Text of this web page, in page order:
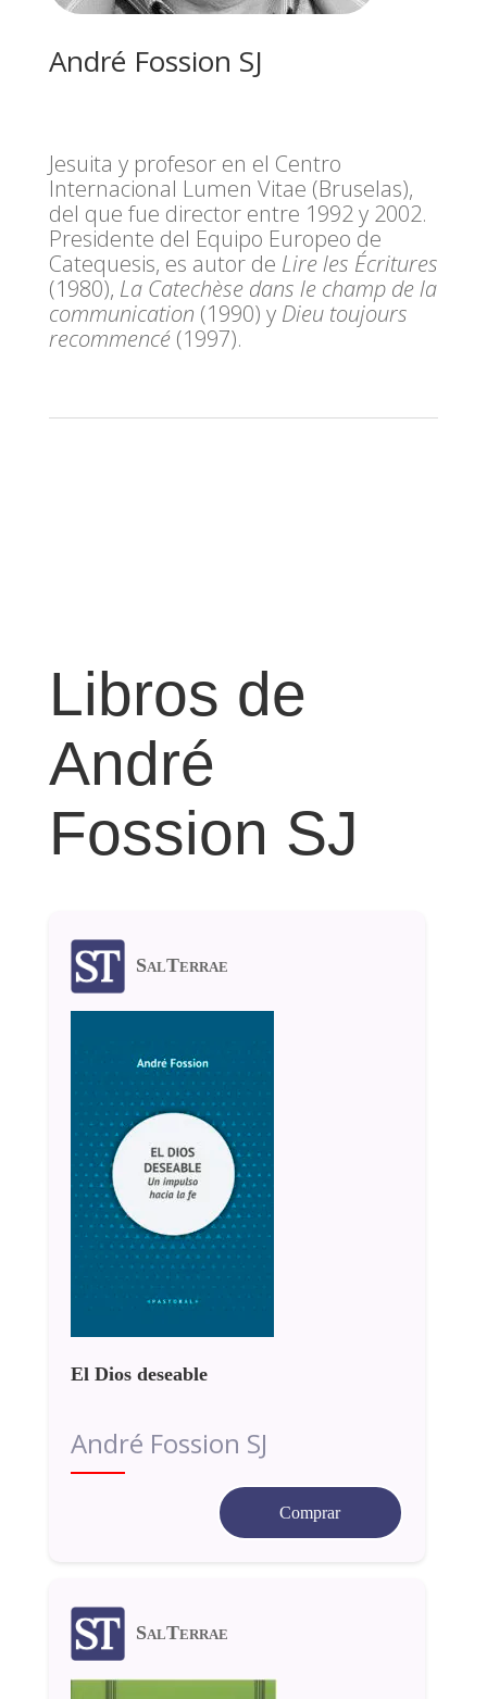
André Fossion SJ
Jesuita y profesor en el Centro
Internacional Lumen Vitae (Bruselas),
del que fue director entre 1992 y 2002.
Presidente del Equipo Europeo de
Catequesis, es autor de Lire les Écritures
(1980), La Catechèse dans le champ de la
communication (1990) y Dieu toujours
recommencé(1997).
Libros de
André
Fossion SJ
SalTerrae
El Dios deseable
André Fossion SJ
Comprar
SalTerrae